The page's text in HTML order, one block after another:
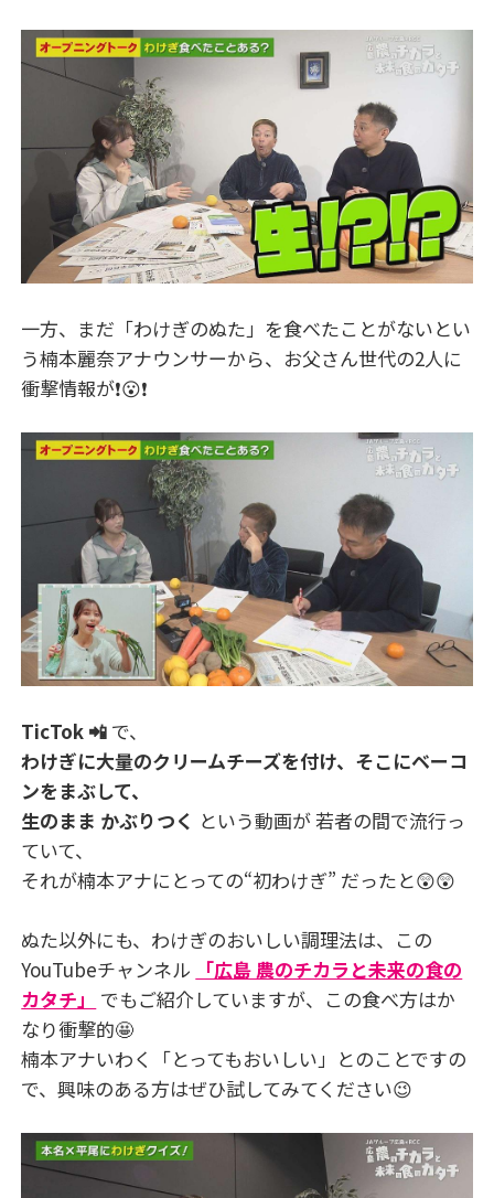
一方、まだ「わけぎのぬた」を食べたことがないとい
う楠本麗奈アナウンサーから、お父さん世代の2人に
衝撃情報が❗😮❗
TicTok 📲 で、
わけぎに大量のクリームチーズを付け、そこにベーコ
ンをまぶして、
生のまま かぶりつく という動画が 若者の間で流行っ
ていて、
それが楠本アナにとっての“初わけぎ” だったと😲😲
ぬた以外にも、わけぎのおいしい調理法は、この
YouTubeチャンネル
「広島 農のチカラと未来の食の
カタチ」
でもご紹介していますが、この食べ方はか
なり衝撃的🤩
楠本アナいわく「とってもおいしい」とのことですの
で、興味のある方はぜひ試してみてください😉